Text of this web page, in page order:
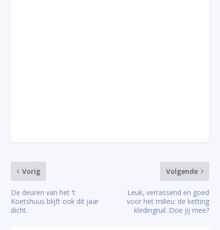
Vorig
De deuren van het ‘t
Koetshuus blijft ook dit jaar
dicht.
Volgende
Leuk, verrassend en goed
voor het milieu: de ketting
kledingruil. Doe jij mee?